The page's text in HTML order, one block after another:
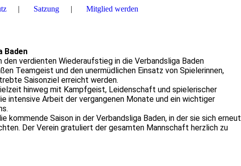
Satzung Mitglied werden
Baden
den verdienten Wiederaufstieg in die Verbandsliga Baden
Teamgeist und den unermüdlichen Einsatz von Spielerinnen,
Saisonziel erreicht werden.
hinweg mit Kampfgeist, Leidenschaft und spielerischer
intensive Arbeit der vergangenen Monate und ein wichtiger
kommende Saison in der Verbandsliga Baden, in der sie sich erneut
Der Verein gratuliert der gesamten Mannschaft herzlich zu